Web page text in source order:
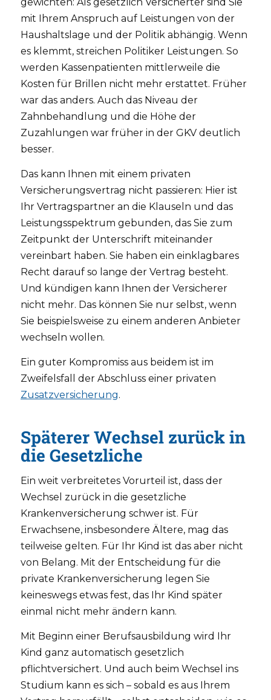
gewichten: Als gesetzlich Versicherter sind Sie
mit Ihrem Anspruch auf Leistungen von der
Haushaltslage und der Politik abhängig. Wenn
es klemmt, streichen Politiker Leistungen. So
werden Kassenpatienten mittlerweile die
Kosten für Brillen nicht mehr erstattet. Früher
war das anders. Auch das Niveau der
Zahnbehandlung und die Höhe der
Zuzahlungen war früher in der GKV deutlich
besser.
Das kann Ihnen mit einem privaten
Versicherungsvertrag nicht passieren: Hier ist
Ihr Vertragspartner an die Klauseln und das
Leistungsspektrum gebunden, das Sie zum
Zeitpunkt der Unterschrift miteinander
vereinbart haben. Sie haben ein einklagbares
Recht darauf so lange der Vertrag besteht.
Und kündigen kann Ihnen der Versicherer
nicht mehr. Das können Sie nur selbst, wenn
Sie beispielsweise zu einem anderen Anbieter
wechseln wollen.
Ein guter Kompromiss aus beidem ist im
Zweifelsfall der Abschluss einer privaten
Zusatzversicherung.
Späterer Wechsel zurück in
die Gesetzliche
Ein weit verbreitetes Vorurteil ist, dass der
Wechsel zurück in die gesetzliche
Krankenversicherung schwer ist. Für
Erwachsene, insbesondere Ältere, mag das
teilweise gelten. Für Ihr Kind ist das aber nicht
von Belang. Mit der Entscheidung für die
private Krankenversicherung legen Sie
keineswegs etwas fest, das Ihr Kind später
einmal nicht mehr ändern kann.
Mit Beginn einer Berufsausbildung wird Ihr
Kind ganz automatisch gesetzlich
pflichtversichert. Und auch beim Wechsel ins
Studium kann es sich – sobald es aus Ihrem